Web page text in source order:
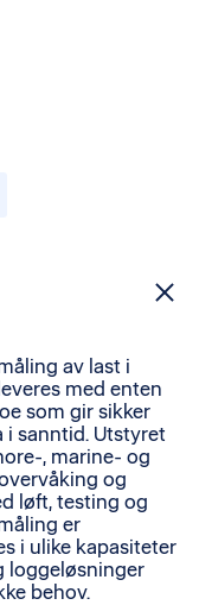
av last i
med enten
som gir sikker
sanntid. Utstyret
, marine- og
og
løft, testing og
er
i ulike kapasiteter
loggeløsninger
behov.